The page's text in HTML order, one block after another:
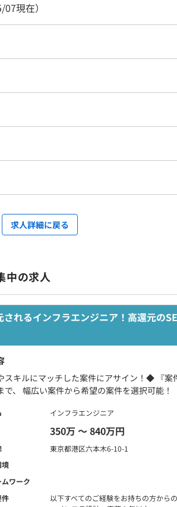
現在）
求人詳細に戻る
中の求人
れるインフラエンジニア！高還元の
キルにマッチした案件にアサイン！◆ 『案
で、 幅広い案件から希望の案件を選択可能
インフラエンジニア
350万 〜 840万円
東京都港区六本木6-10-1
境
ワーク
件
以下すべてのご経験をお持ちの方から